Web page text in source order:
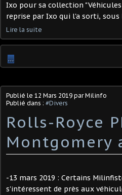
Ixo pour sa collection
reprise par Ixo qui l'a sorti, sous
Lire la suite
…
Publié le 12 Mars 2019 par Milinfo
Publié dans : #Divers
Rolls-Royce
Montgomery
-13 mars 2019 : Certains
s'intéressent de près aux